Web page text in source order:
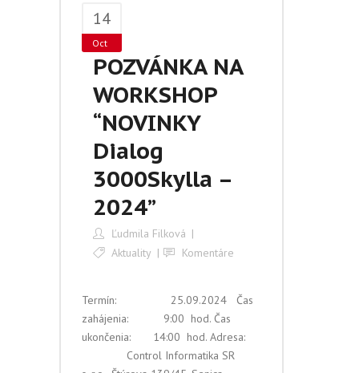
14
Oct
POZVÁNKA NA
WORKSHOP
“NOVINKY
Dialog
3000Skylla –
2024”
Ľudmila Filková
Aktuality
Komentáre
Termín: 25.09.2024 Čas
zahájenia: 9:00 hod. Čas
ukončenia: 14:00 hod. Adresa:
Control Informatika SR